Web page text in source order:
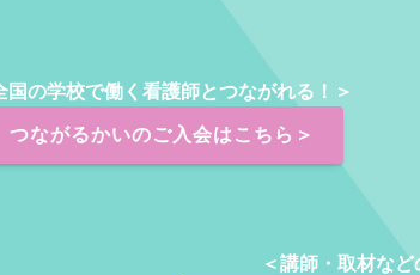
国の学校で働く看護師とつながれる！＞
つながるかいのご入会はこちら＞
＜講師・取材など